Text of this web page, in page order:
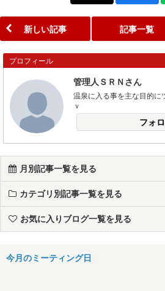
新しい記事 記事一覧
プロフィール
管理人ＳＲＮさん
温泉に入る事を主な目的に
ｖ
フォ
月別記事一覧を見る
カテゴリ別記事一覧を見る
お気に入りブログ一覧を見る
今月のミーティング日